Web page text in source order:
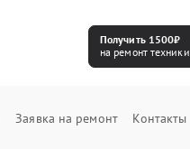
Получить 1500₽
на ремонт техники
Заявка на ремонт Контакты